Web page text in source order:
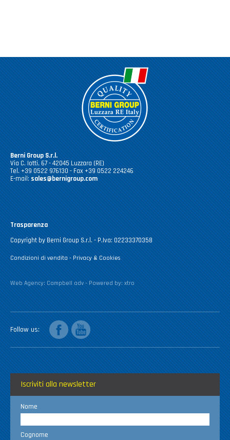
Berni Group S.r.l.
Via C. Iotti, 67 - 42045 Luzzara (RE)
Tel. +39 0522 976130 - Fax +39 0522 224246
E-mail: sales@bernigroup.com
Trasparenza
Copyright by Berni Group S.r.l. - P.Iva: 02233370358
Condizioni di vendita - Privacy & Cookies
Web Agency: Campbell adv - Powered by: xtro
Follow us
facebookyoutube
Iscriviti alla newsletter
Nome
Cognome